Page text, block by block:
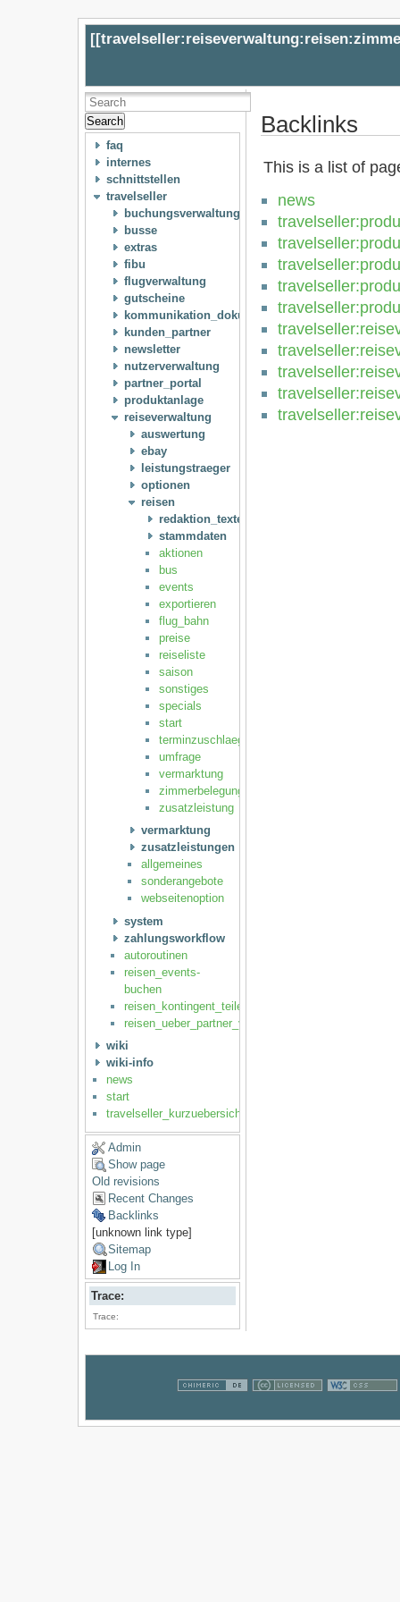
[[
Search
faq
internes
schnittstellen
travelseller
buchungsverwaltung
busse
extras
fibu
flugverwaltung
gutscheine
kommunikation_dokumente
kunden_partner
newsletter
nutzerverwaltung
partner_portal
produktanlage
reiseverwaltung
auswertung
ebay
leistungstraeger
optionen
reisen
redaktion_texte
stammdaten
aktionen
bus
events
exportieren
flug_bahn
preise
reiseliste
saison
sonstiges
specials
start
terminzuschlaege_sperrtermine
umfrage
vermarktung
zimmerbelegung
zusatzleistung
vermarktung
zusatzleistungen
allgemeines
sonderangebote
webseitenoption
system
zahlungsworkflow
autoroutinen
reisen_events-
buchen
reisen_kontingent_teilen
reisen_ueber_partner_vertreiben
wiki
wiki-info
news
start
travelseller_kurzuebersicht
Admin
Show page
Old revisions
Recent Changes
Backlinks
[unknown link type]
Sitemap
Log In
Trace:
Trace:
Backlinks
This is a list of
news